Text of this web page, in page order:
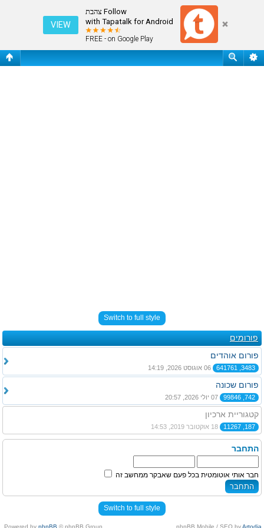
Follow צהבת
with Tapatalk for Android
FREE - on Google Play
VIEW
עמוד ראשי
Switch to full style
פורומים
פורום אוהדים
3483, 641761
פורום שכונה
742, 99846
קטגוריית ארכיון
187, 11267
התחבר
חבר אותי אוטומטית בכל פעם שאבקר ממחשב זה
Switch to full style